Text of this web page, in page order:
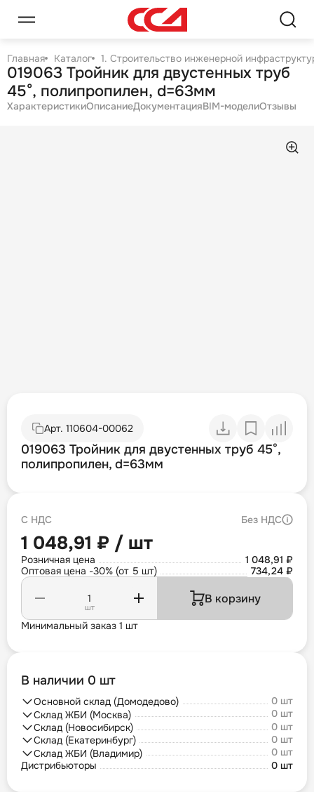
Главная Каталог 1. Строительство инженерной
019063 Тройник для двустенных труб
45°, полипропилен, d=63мм
ХарактеристикиОписаниеДокументацияBIM-моделиОтзывы
Арт. 110604-00062
019063 Тройник для двустенных труб 45°,
полипропилен, d=63мм
С НДС Без НДС
1 048,91 ₽ / шт
Розничная цена
1 048,91 ₽
Оптовая цена -30% (от 5 шт)
734,24 ₽
шт
В корзину
Минимальный заказ 1 шт
В наличии 0 шт
Основной склад (Домодедово)
0 шт
Склад ЖБИ (Москва)
0 шт
Склад (Новосибирск)
0 шт
Склад (Екатеринбург)
0 шт
Склад ЖБИ (Владимир)
0 шт
Дистрибьюторы
0 шт